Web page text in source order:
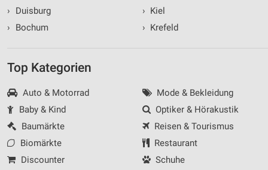
›
Duisburg
›
Bochum
› Kiel
› Krefeld
Top Kategorien
Auto & Motorrad
Baby & Kind
Baumärkte
Biomärkte
Discounter
Mode & Bekleidung
Optiker & Hörakustik
Reisen & Tourismus
Restaurant
Schuhe